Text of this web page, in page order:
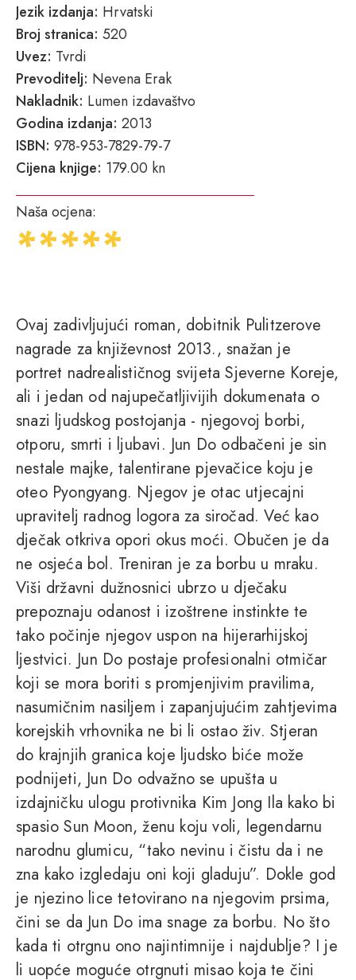
Jezik izdanja: Hrvatski
Broj stranica: 520
Uvez: Tvrdi
Prevoditelj: Nevena Erak
Nakladnik: Lumen izdavaštvo
Godina izdanja: 2013
ISBN: 978-953-7829-79-7
Cijena knjige: 179.00 kn
Naša ocjena:
Ovaj zadivljujući roman, dobitnik Pulitzerove
nagrade za književnost 2013., snažan je
portret nadrealističnog svijeta Sjeverne Koreje,
ali i jedan od najupečatljivijih dokumenata o
snazi ljudskog postojanja - njegovoj borbi,
otporu, smrti i ljubavi. Jun Do odbačeni je sin
nestale majke, talentirane pjevačice koju je
oteo Pyongyang. Njegov je otac utjecajni
upravitelj radnog logora za siročad. Već kao
dječak otkriva opori okus moći. Obučen je da
ne osjeća bol. Treniran je za borbu u mraku.
Viši državni dužnosnici ubrzo u dječaku
prepoznaju odanost i izoštrene instinkte te
tako počinje njegov uspon na hijerarhijskoj
ljestvici. Jun Do postaje profesionalni otmičar
koji se mora boriti s promjenjivim pravilima,
nasumičnim nasiljem i zapanjujućim zahtjevima
korejskih vrhovnika ne bi li ostao živ. Stjeran
do krajnjih granica koje ljudsko biće može
podnijeti, Jun Do odvažno se upušta u
izdajničku ulogu protivnika Kim Jong Ila kako bi
spasio Sun Moon, ženu koju voli, legendarnu
narodnu glumicu, “tako nevinu i čistu da i ne
zna kako izgledaju oni koji gladuju”. Dokle god
je njezino lice tetovirano na njegovim prsima,
čini se da Jun Do ima snage za borbu. No što
kada ti otrgnu ono najintimnije i najdublje? I je
li uopće moguće otrgnuti misao koja te čini